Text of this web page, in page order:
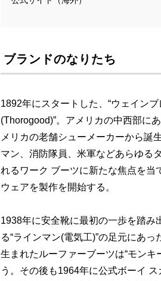
ブランドのなりたち
1892年にスタートした、“ウェイン
(Thorogood)”。アメリカの中西部に
メリカの老舗シューメーカーから誕
マン、消防隊員、米軍などあらゆる
れるワーク ブーツに新たな焦点を当
ウェアを製作を開始する。
1938年に安全靴に最初の一歩を踏み
る“ラインマン(電気工)”の足元にあ
生まれたルーファーブーツは“モン
う。その後も1964年に公式ボーイ